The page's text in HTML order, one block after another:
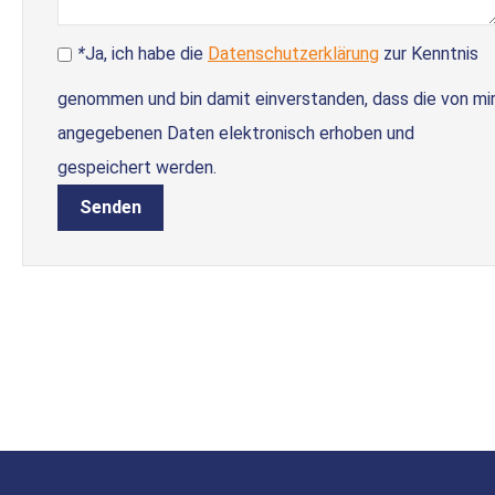
*Ja, ich habe die Datenschutzerklärung zur Kenntnis
genommen und bin damit einverstanden, dass die von mir
angegebenen Daten elektronisch erhoben und
gespeichert werden.
Senden